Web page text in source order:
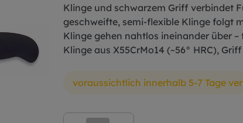
Klinge und schwarzem Griff verbindet
geschweifte, semi-flexible Klinge folgt
Klinge gehen nahtlos ineinander über
Klinge aus X55CrMo14 (~56° HRC),
voraussichtlich innerhalb 5-7 Tage